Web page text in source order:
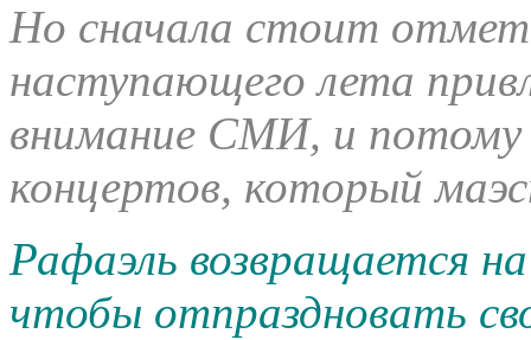
Но сначала стоит
наступающего лета
внимание СМИ, и потому
концертов, который
Рафаэль возвращается
чтобы отпраздновать